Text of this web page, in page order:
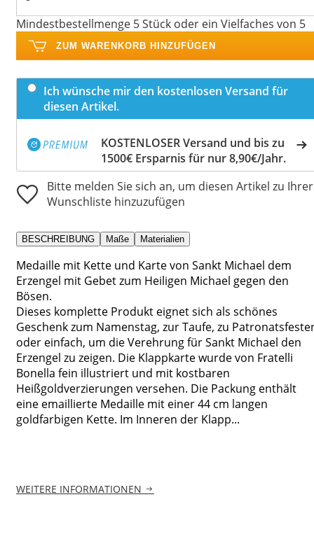
Mindestbestellmenge 5 Stück oder ein Vielfaches von 5
ZUM WARENKORB HINZUFÜGEN
Ich wünsche mir den kostenlosen Versand für
diesen Artikel.
KOSTENLOSER Versand und bis zu
1500€ Ersparnis für nur 8,90€/Jahr.
Bitte melden Sie sich an, um diesen Artikel zu Ihrer
Wunschliste hinzuzufügen
BESCHREIBUNG Maße Materialien
Medaille mit Kette und Karte von Sankt Michael dem
Erzengel mit Gebet zum Heiligen Michael gegen den
Bösen.
Dieses komplette Produkt eignet sich als schönes
Geschenk zum Namenstag, zur Taufe, zu
oder einfach, um die Verehrung für Sankt Michael den
Erzengel zu zeigen. Die Klappkarte wurde von Fratelli
Bonella fein illustriert und mit kostbaren
Heißgoldverzierungen versehen. Die Packung enthält
eine emaillierte Medaille mit einer 44 cm langen
goldfarbigen Kette. Im Inneren der Klapp...
WEITERE INFORMATIONEN